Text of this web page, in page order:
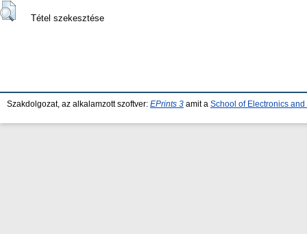
Tétel szekesztése
Szakdolgozat, az alkalamzott szoftver: EPrints 3 amit a School of Electronics